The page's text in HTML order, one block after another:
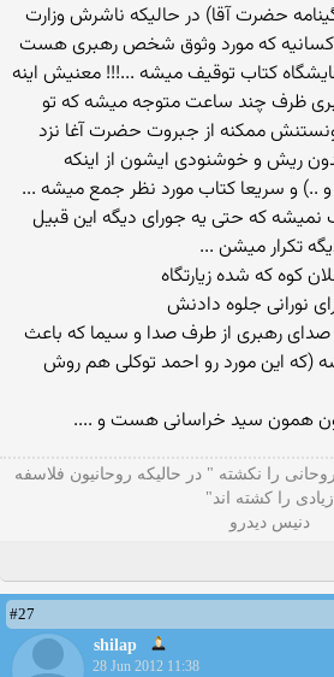
حضرت آقا) در حالیکه ناشرش وزارت
کسانیه که مورد وثوق شخص رهبری هست
کتاب توقیف میشه ...!!! معنیش اینه
ظرف چند ساعت متوجه میشه که تو
ممکنه از جبروت حضرت آغا نزد
ریش و خوشنودی ایشون از اینکه
..) و سریعا کتاب مورد نظر جمع میشه ...
نمیشه که حتی یه جورای دیگه این قبیل
تکرار میشن ...
کوه که شده زیارتگاه
نورانی جلوه دادنش
صدای رهبری از طرف صدا و سیما که باعث
این مورد رو احمد توکلی هم روش
همون سید خراسانی هست و ....
را نکشته " در حالیکه روحانیون فلاسفه
زیادی را کشته اند"
دنیس دیدرو
#27
shilap
28 Jun 2012 11:38